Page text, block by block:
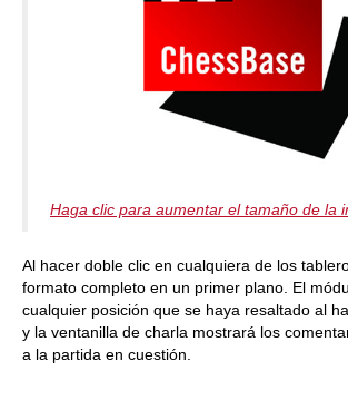
Haga clic para aumentar el tamaño de la
Al hacer doble clic en cualquiera de los
formato completo en un primer plano. El
cualquier posición que se haya resaltado al
y la ventanilla de charla mostrará los
a la partida en cuestión.